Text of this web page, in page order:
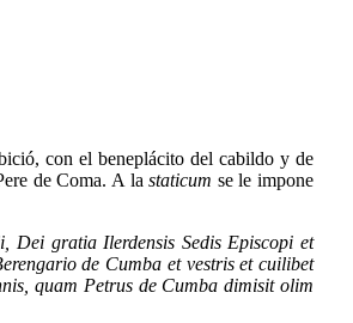
con el beneplácito del cabildo y de
de Coma. A lastaticum se le impone
Dei gratia Ilerdensis Sedis Episcopi et
de Cumba et vestris et cuilibet
quam Petrus de Cumba dimisit olim